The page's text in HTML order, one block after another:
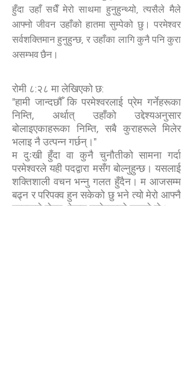
हुँदा उहाँ सधैँ मेरो साथमा हुनुहुन्थ्यो, त्यसैले मैले
आफ्नो जीवन उहाँको हातमा सुम्पेको छु। परमेश्वर
सर्वशक्तिमान हुनुहुन्छ, र उहाँका लागि कुनै पनि कुरा
असम्भव छैन।
रोमी ८:२८ मा लेखिएको छ:
"हामी जान्दछौँ कि परमेश्वरलाई प्रेम गर्नेहरूका
निम्ति, अर्थात् उहाँको उद्देश्यअनुसार
बोलाइएकाहरूका निम्ति, सबै कुराहरूले मिलेर
भलाइ नै उत्पन्न गर्छन्।"
म दुःखी हुँदा वा कुनै चुनौतीको सामना गर्दा
परमेश्वरले यही पदद्वारा मसँग बोल्नुहुन्छ। यसलाई
शक्तिशाली वचन भन्नु गलत हुँदैन। म आजसम्म
बढ्न र परिपक्व हुन सकेको छु भने त्यो मेरो आफ्नै
प्रयासले होइन, केवल परमेश्वरको कृपाले हो।